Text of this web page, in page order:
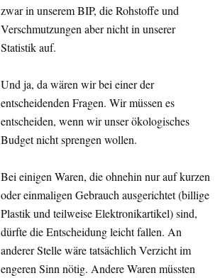
zwar in unserem BIP, die Rohstoffe und
Verschmutzungen aber nicht in unserer
Statistik auf.
Und ja, da wären wir bei einer der
entscheidenden Fragen. Wir müssen es
entscheiden, wenn wir unser ökologisches
Budget nicht sprengen wollen.
Bei einigen Waren, die ohnehin nur auf kurzen
oder einmaligen Gebrauch ausgerichtet (billige
Plastik und teilweise Elektronikartikel) sind,
dürfte die Entscheidung leicht fallen. An
anderer Stelle wäre tatsächlich Verzicht im
engeren Sinn nötig. Andere Waren müssten